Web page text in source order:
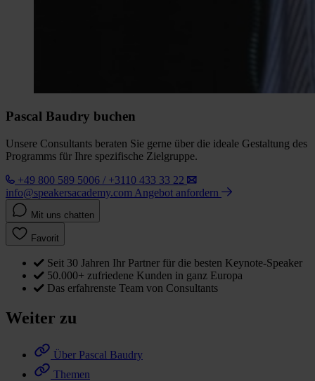
Pascal Baudry buchen
Unsere Consultants beraten Sie gerne über die ideale Gestaltung des
Programms für Ihre spezifische Zielgruppe.
+49 800 589 5006 / +3110 433 33 22
info@speakersacademy.com Angebot anfordern
Mit uns chatten
Favorit
Seit 30 Jahren Ihr Partner für die besten Keynote-Speaker
50.000+ zufriedene Kunden in ganz Europa
Das erfahrenste Team von Consultants
Weiter zu
Über Pascal Baudry
Themen